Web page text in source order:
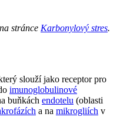
stránce Karbonylový stres.
slouží jako receptor pro
imunoglobulinové
buňkách endotelu (oblasti
a na mikrogliích v